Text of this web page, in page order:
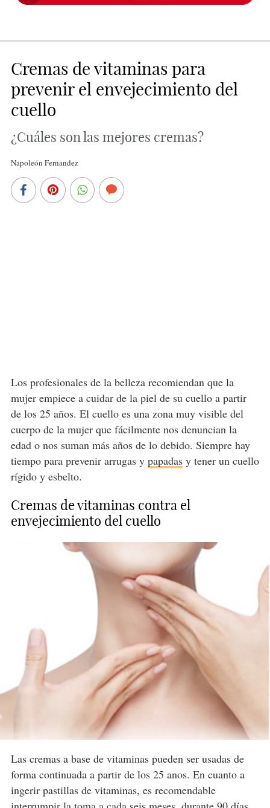
Cremas de vitaminas para
prevenir el envejecimiento del
cuello
¿Cuáles son las mejores cremas?
Napoleón Fernandez
Los profesionales de la belleza recomiendan que la
mujer empiece a cuidar de la piel de su cuello a partir
de los 25 años. El cuello es una zona muy visible del
cuerpo de la mujer que fácilmente nos denuncian la
edad o nos suman más años de lo debido. Siempre hay
tiempo para prevenir arrugas y papadasy tener un cuello
rígido y esbelto.
Cremas de vitaminas contra el
envejecimiento del cuello
Las cremas a base de vitaminas pueden ser usadas de
forma continuada a partir de los 25 anos. En cuanto a
ingerir pastillas de vitaminas, es recomendable